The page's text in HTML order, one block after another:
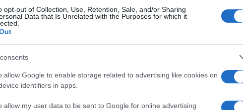
opt-out of Collection, Use, Retention, Sale, and/or Sharing
Data that Is Unrelated with the Purposes for which it
allow Google to enable storage related to advertising like cookies on
identifiers in apps.
allow my user data to be sent to Google for online advertising
della Compagnia Casilina e della Stazione Tor
Secondo quanto ricostruito, protagonisti della lite
due
insieme ad altri connazionali, dell’appartamento, sito al
del diverbio probabilmente il pagamento di una quota
ben presto ad uno scontro fisico tra i due, degenerato
avrebbe così perso l’equilibrio, precipitando
lungo le vie circostanti del 44enne, riuscito a
giunti in soccorso del ferito. Il quale è riuscito